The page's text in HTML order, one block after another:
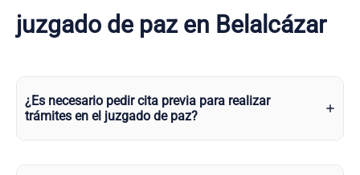
juzgado de paz en Belalcázar
¿Es necesario pedir cita previa para realizar
trámites en el juzgado de paz?